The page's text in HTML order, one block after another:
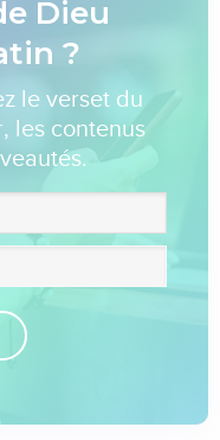
Dieu
?
le verset du
les contenus